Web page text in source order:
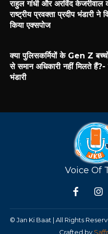
राहुल गांधी और अरविंद
राष्ट्रीय प्रवक्ता प्रदीप भंडारी ने
किया एक्सपोज
क्या पुलिसकर्मियों के Gen Z
से समान अधिकारी नहीं मिलते हैं?-
भंडारी
Voice Of
© Jan Ki Baat | All Rights
Crafted by